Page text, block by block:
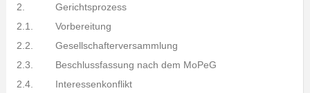
2. Gerichtsprozess
2.1. Vorbereitung
2.2. Gesellschafterversammlung
2.3. Beschlussfassung nach dem MoPeG
2.4. Interessenkonflikt